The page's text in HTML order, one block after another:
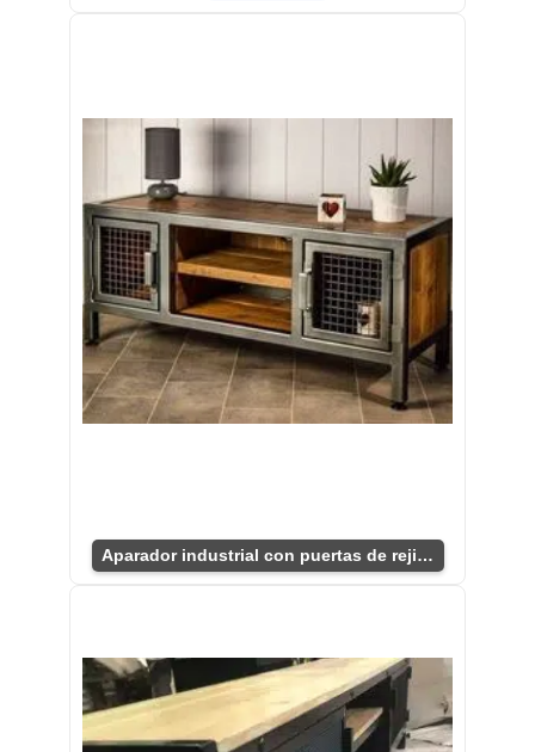
Aparador industrial con puertas de rejilla